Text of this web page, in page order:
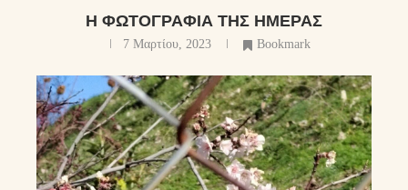
Η ΦΩΤΟΓΡΑΦΊΑ ΤΗΣ ΗΜΈΡΑΣ
7 Μαρτίου, 2023 Bookmark